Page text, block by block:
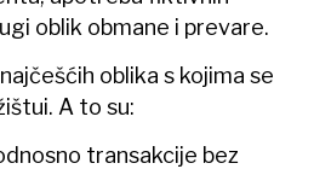
oblik obmane i prevare.
oblika s kojima se
A to su:
transakcije bez